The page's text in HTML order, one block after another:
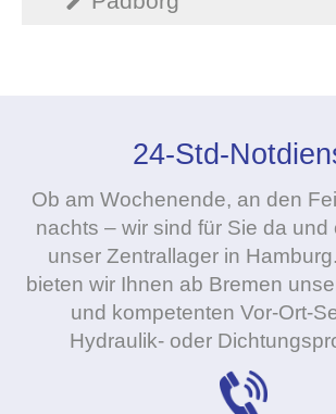
24-Std-
Ob am Wochenende, an den
nachts – wir sind für Sie da und
unser Zentrallager in
bieten wir Ihnen ab Bremen
und kompetenten Vor-Ort-
Hydraulik- oder